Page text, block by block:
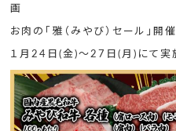
画
お肉の「雅（みやび）セール」開催
１月24日(金)～27日(月)にて実